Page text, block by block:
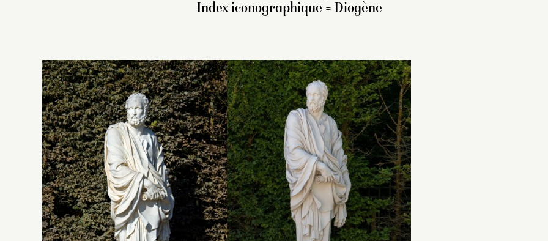
Index iconographique = Diogène
Inventaire de 1707 : « Un
terme de marbre blanc
représentant Diogène,
ayant la teste nue et tout le
corps couvert d’une
draperie. Il soutient sa
draperie de sa main gauche
et, de la droite, pareillement
baissée, tient un rouleau de